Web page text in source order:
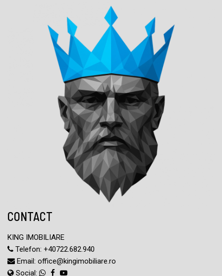
CONTACT
KING IMOBILIARE
Telefon: +40722.682.940
Email: office@kingimobiliare.ro
Social: